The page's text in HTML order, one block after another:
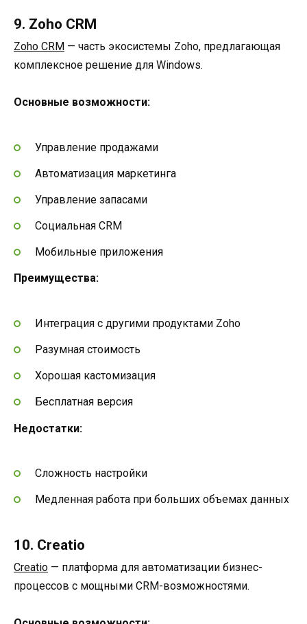
9. Zoho CRM
Zoho CRM — часть экосистемы Zoho, предлагающая
комплексное решение для Windows.
Основные возможности:
Управление продажами
Автоматизация маркетинга
Управление запасами
Социальная CRM
Мобильные приложения
Преимущества:
Интеграция с другими продуктами Zoho
Разумная стоимость
Хорошая кастомизация
Бесплатная версия
Недостатки:
Сложность настройки
Медленная работа при больших объемах данных
10. Creatio
Creatio — платформа для автоматизации бизнес-
процессов с мощными CRM-возможностями.